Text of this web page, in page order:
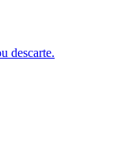
descarte.